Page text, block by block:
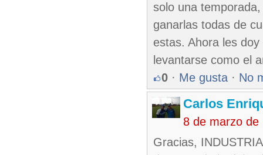
solo una
ganarlas todas de
estas. Ahora les
levantarse como el
0 · Me gusta · No
Carlos
8 de marzo de
Gracias,